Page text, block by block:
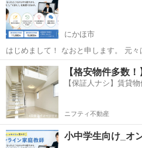
ています。...
にかほ市
はじめまして！ なおと申します。 元々は大手学習塾で講師をしてお
り、現在はフリーで家庭教師をしております。 「出来な
ろからやり直す」 「わからないところ
ています。...
秋田 にかほ市 家庭教師 オ
【格安物件多数
【保証人ナシ】賃貸物
ニフティ不動産
小中学生向け_オ